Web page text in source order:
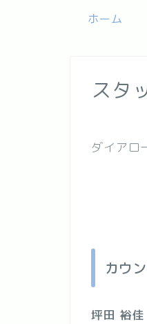
ホーム
スタ
ダイアロ
カウ
坪田 裕佳